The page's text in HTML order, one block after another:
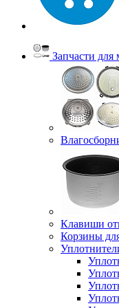
Запчасти для
Клавиши
Корзины